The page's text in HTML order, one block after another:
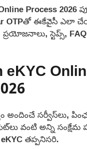
Process 2026
OTPతో ఈకేవైసీ ఎలా
స్టెప్స్,
eKYC
అందించే సర్వీస్‌లు,
వంటి అన్ని
తప్పనిసరి.